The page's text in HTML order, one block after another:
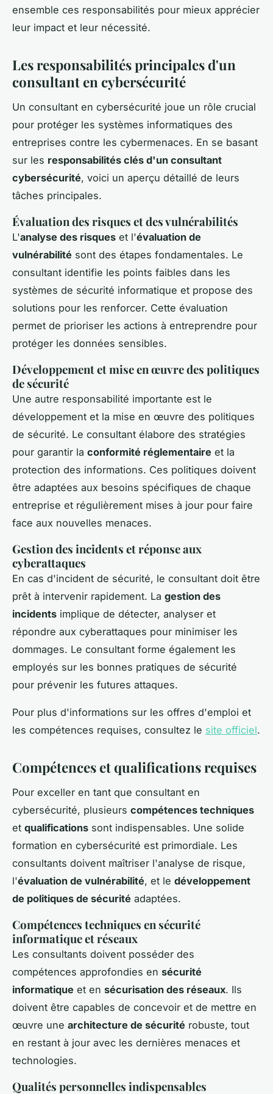
ensemble ces responsabilités pour mieux apprécier
leur impact et leur nécessité.
Les responsabilités principales d'un
consultant en cybersécurité
Un consultant en cybersécurité joue un rôle crucial
pour protéger les systèmes informatiques des
entreprises contre les cybermenaces. En se basant
sur les responsabilités clés d'un consultant
cybersécurité, voici un aperçu détaillé de leurs
tâches principales.
Évaluation des risques et des vulnérabilités
L'analyse des risques et l'évaluation de
vulnérabilité sont des étapes fondamentales. Le
consultant identifie les points faibles dans les
systèmes de sécurité informatique et propose des
solutions pour les renforcer. Cette évaluation
permet de prioriser les actions à entreprendre pour
protéger les données sensibles.
Développement et mise en œuvre des politiques
de sécurité
Une autre responsabilité importante est le
développement et la mise en œuvre des politiques
de sécurité. Le consultant élabore des stratégies
pour garantir la conformité réglementaire et la
protection des informations. Ces politiques doivent
être adaptées aux besoins spécifiques de chaque
entreprise et régulièrement mises à jour pour faire
face aux nouvelles menaces.
Gestion des incidents et réponse aux
cyberattaques
En cas d'incident de sécurité, le consultant doit être
prêt à intervenir rapidement. La gestion des
incidents implique de détecter, analyser et
répondre aux cyberattaques pour minimiser les
dommages. Le consultant forme également les
employés sur les bonnes pratiques de sécurité
pour prévenir les futures attaques.
Pour plus d'informations sur les offres d'emploi et
les compétences requises, consultez le site officiel.
Compétences et qualifications requises
Pour exceller en tant que consultant en
cybersécurité, plusieurs compétences techniques
et qualifications sont indispensables. Une solide
formation en cybersécurité est primordiale. Les
consultants doivent maîtriser l'analyse de risque,
l'évaluation de vulnérabilité, et le développement
de politiques de sécurité adaptées.
Compétences techniques en sécurité
informatique et réseaux
Les consultants doivent posséder des
compétences approfondies en sécurité
informatique et en sécurisation des réseaux. Ils
doivent être capables de concevoir et de mettre en
œuvre une architecture de sécurité robuste, tout
en restant à jour avec les dernières menaces et
technologies.
Qualités personnelles indispensables